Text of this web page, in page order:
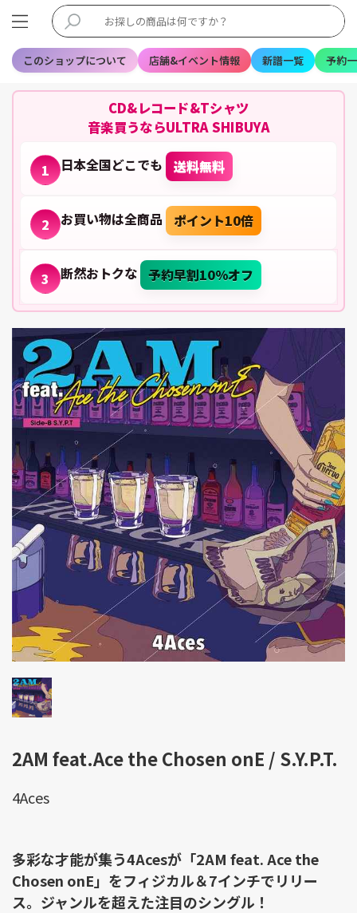
このショップについて 店舗&イベント情報 新譜一覧 予約
CD&レコード&Tシャツ
音楽買うならULTRA SHIBUYA
1 日本全国どこでも 送料無料
2 お買い物は全商品 ポイント10倍
3 断然おトクな 予約早割10%オフ
2AM feat.Ace the Chosen onE / S.Y.P.T.
4Aces
多彩な才能が集う4Acesが「2AM feat. Ace the
Chosen onE」をフィジカル＆7インチでリリー
ス。ジャンルを超えた注目のシングル！